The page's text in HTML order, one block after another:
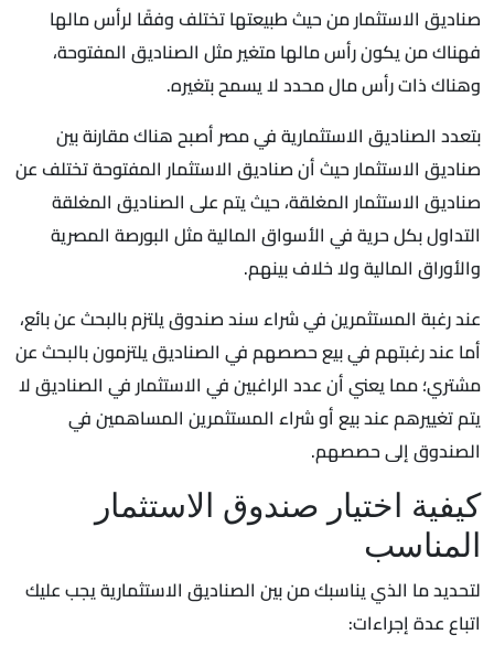
صناديق الاستثمار من حيث طبيعتها تختلف وفقًا لرأس مالها
فهناك من يكون رأس مالها متغير مثل الصناديق المفتوحة،
وهناك ذات رأس مال محدد لا يسمح بتغيره.
بتعدد الصناديق الاستثمارية في مصر أصبح هناك مقارنة بين
صناديق الاستثمار حيث أن صناديق الاستثمار المفتوحة تختلف عن
صناديق الاستثمار المغلقة، حيث يتم على الصناديق المغلقة
التداول بكل حرية في الأسواق المالية مثل البورصة المصرية
والأوراق المالية ولا خلاف بينهم.
عند رغبة المستثمرين في شراء سند صندوق يلتزم بالبحث عن بائع،
أما عند رغبتهم في بيع حصصهم في الصناديق يلتزمون بالبحث عن
مشتري؛ مما يعني أن عدد الراغبين في الاستثمار في الصناديق لا
يتم تغييرهم عند بيع أو شراء المستثمرين المساهمين في
الصندوق إلى حصصهم.
كيفية اختيار صندوق الاستثمار
المناسب
لتحديد ما الذي يناسبك من بين الصناديق الاستثمارية يجب عليك
اتباع عدة إجراءات: